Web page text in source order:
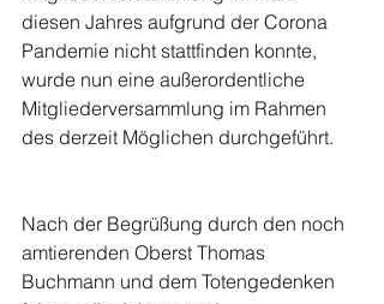
diesen Jahres aufgrund der Corona
Pandemie nicht stattfinden konnte,
wurde nun eine außerordentliche
Mitgliederversammlung im Rahmen
des derzeit Möglichen durchgeführt.
Nach der Begrüßung durch den noch
amtierenden Oberst Thomas
Buchmann und dem Totengedenken